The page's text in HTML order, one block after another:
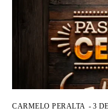
CARMELO PERALTA - 3